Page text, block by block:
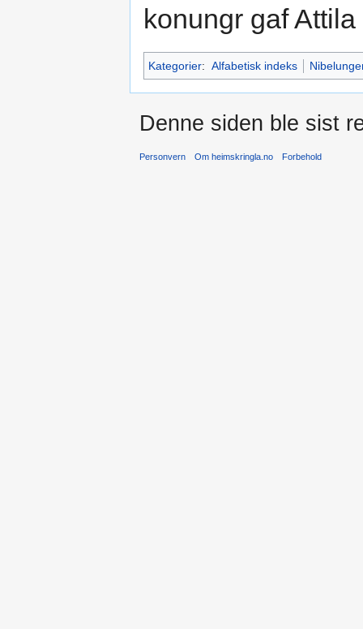
konungr gaf
Kategorier: Alfabetisk indeks
Denne siden ble sist
Personvern Om heimskringla.no Forbehold